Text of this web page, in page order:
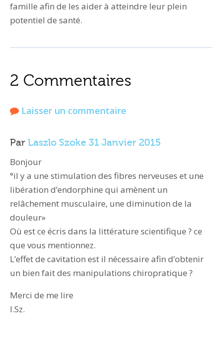
famille afin de les aider à atteindre leur plein
potentiel de santé.
2 Commentaires
Laisser un commentaire
Par Laszlo Szoke 31 Janvier 2015
Bonjour
°il y a une stimulation des fibres nerveuses et une
libération d’endorphine qui amènent un
relâchement musculaire, une diminution de la
douleur»
Où est ce écris dans la littérature scientifique ? ce
que vous mentionnez.
L’effet de cavitation est il nécessaire afin d’obtenir
un bien fait des manipulations chiropratique ?
Merci de me lire
l.Sz.